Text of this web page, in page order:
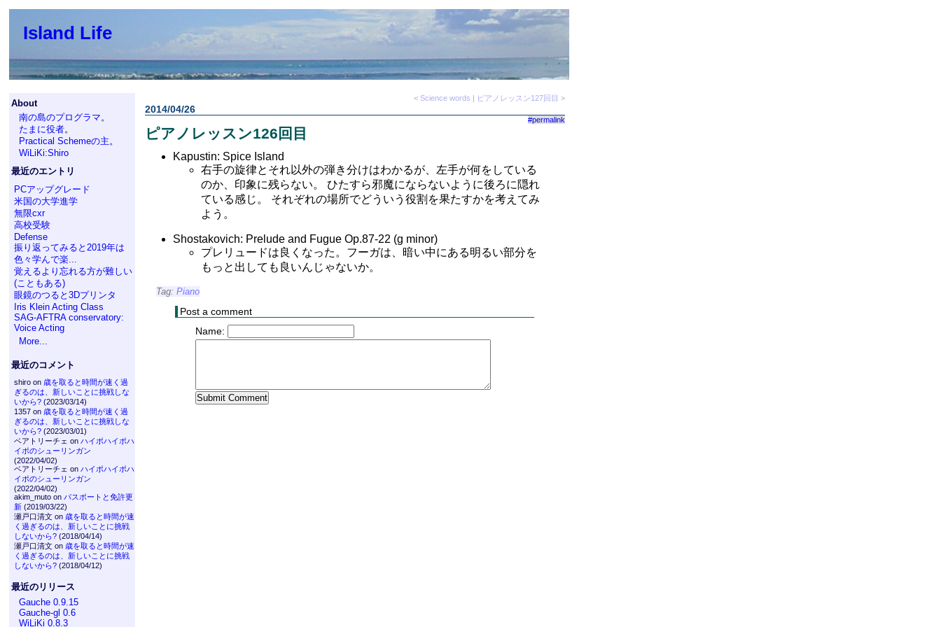
Island Life
About
南の島のプログラマ。
たまに役者。
Practical Schemeの主。
WiLiKi:Shiro
最近のエントリ
PCアップグレード
米国の大学進学
無限cxr
高校受験
Defense
振り返ってみると2019年は
色々学んで楽...
覚えるより忘れる方が難しい
(こともある)
眼鏡のつると3Dプリンタ
Iris Klein Acting Class
SAG-AFTRA conservatory:
Voice Acting
More...
最近のコメント
shiro on 歳を取ると時間が速く過
ぎるのは、新しいことに挑戦しな
いから?(2023/03/14)
1357 on 歳を取ると時間が速く過
ぎるのは、新しいことに挑戦しな
いから?(2023/03/01)
ベアトリーチェ on ハイポハイポハ
イポのシューリンガン
(2022/04/02)
ベアトリーチェ on ハイポハイポハ
イポのシューリンガン
(2022/04/02)
akim_muto on パスポートと免許更
新(2019/03/22)
瀬戸口清文 on 歳を取ると時間が速
く過ぎるのは、新しいことに挑戦
しないから?(2018/04/14)
瀬戸口清文 on 歳を取ると時間が速
く過ぎるのは、新しいことに挑戦
しないから?(2018/04/12)
最近のリリース
Gauche 0.9.15
Gauche-gl 0.6
WiLiKi 0.8.3
< Science words ピアノレッスン127回目 >
2014/04/26
#permalink
ピアノレッスン126回目
Kapustin: Spice Island
右手の旋律とそれ以外の弾き分けはわかるが、左手が何をしている
のか、印象に残らない。 ひたすら邪魔にならないように後ろに隠れ
ている感じ。 それぞれの場所でどういう役割を果たすかを考えてみ
よう。
Shostakovich: Prelude and Fugue Op.87-22 (g minor)
プレリュードは良くなった。フーガは、暗い中にある明るい部分を
もっと出しても良いんじゃないか。
Tag: Piano
Post a comment
Name: